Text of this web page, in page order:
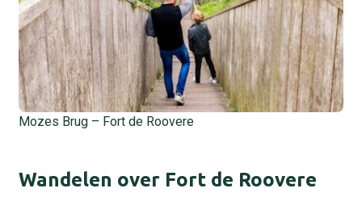
Mozes Brug – Fort de Roovere
Wandelen over Fort de Roovere